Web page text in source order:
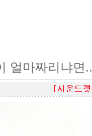
얼마짜리냐